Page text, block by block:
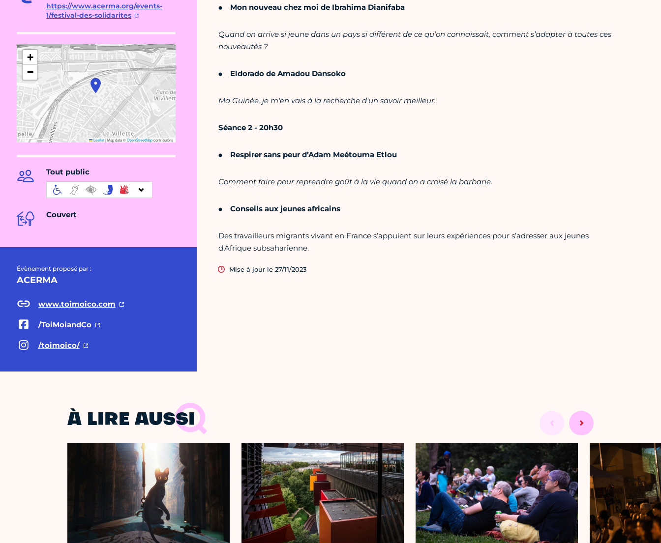
https://www.acerma.org/events-
1/festival-des-solidarites
+
−
Leaflet|Map data ©OpenStreetMapcontributors
Tout public
Couvert
Évènement proposé par :
ACERMA
www.toimoico.com
/ToiMoiandCo
/toimoico/
Mon nouveau chez moi de Ibrahima Dianifaba
Quand on arrive si jeune dans un pays si différent de ce qu’on connaissait, comment s’adapter à toutes ces
nouveautés ?
Eldorado de Amadou Dansoko
Ma Guinée, je m'en vais à la recherche d'un savoir meilleur.
Séance 2 - 20h30
Respirer sans peur d’Adam Meétouma Etlou
Comment faire pour reprendre goût à la vie quand on a croisé la barbarie.
Conseils aux jeunes africains
Des travailleurs migrants vivant en France s’appuient sur leurs expériences pour s’adresser aux jeunes
d'Afrique subsaharienne.
Mise à jour le 27/11/2023
À LIRE AUSSI